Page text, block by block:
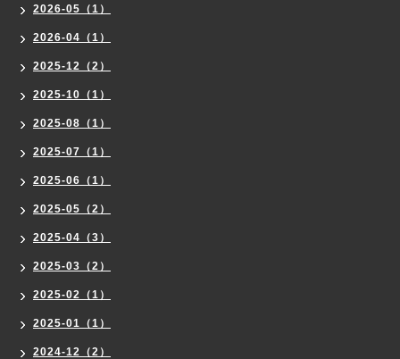
2026-05（1）
2026-04（1）
2025-12（2）
2025-10（1）
2025-08（1）
2025-07（1）
2025-06（1）
2025-05（2）
2025-04（3）
2025-03（2）
2025-02（1）
2025-01（1）
2024-12（2）